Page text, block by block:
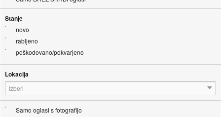
Stanje
novo
rabljeno
poškodovano/pokvarjeno
Lokacija
Izberi
Samo oglasi s fotografijo